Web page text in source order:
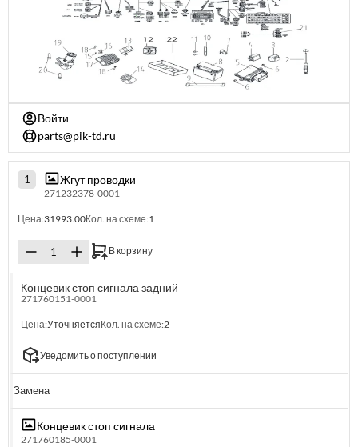
Войти
parts@pik-td.ru
1 Жгут проводки
271232378-0001
Цена:31993.00Кол. на схеме:1
В корзину
Концевик стоп сигнала задний
271760151-0001
Цена:УточняетсяКол. на схеме:2
Уведомить о поступлении
Замена
Концевик стоп сигнала
271760185-0001